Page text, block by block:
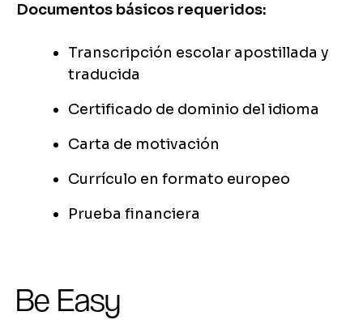
Documentos básicos requeridos:
Transcripción escolar apostillada y
traducida
Certificado de dominio del idioma
Carta de motivación
Currículo en formato europeo
Prueba financiera
Be Easy